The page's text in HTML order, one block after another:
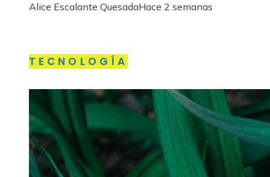
Alice Escalante QuesadaHace 2 semanas
TECNOLOGÍA